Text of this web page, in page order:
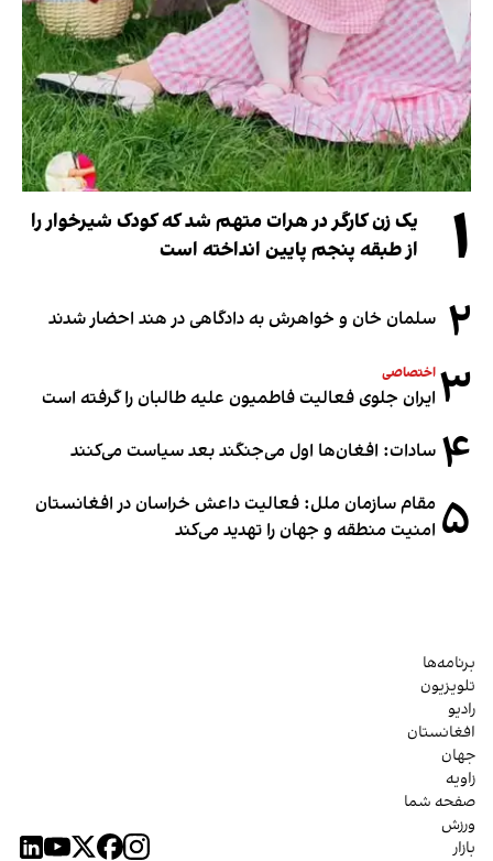
۱
یک زن کارگر در هرات متهم شد که کودک شیرخوار را
از طبقه پنجم پایین انداخته است
۲ سلمان خان و خواهرش به دادگاهی در هند احضار شدند
۳ اختصاصی
ایران جلوی فعالیت فاطمیون علیه طالبان را گرفته است
۴ سادات: افغان‌ها اول می‌جنگند بعد سیاست می‌کنند
۵ مقام سازمان ملل: فعالیت داعش خراسان در افغانستان
امنیت منطقه و جهان را تهدید می‌کند
برنامه‌ها
تلویزیون
رادیو
افغانستان
جهان
زاویه
صفحه شما
ورزش
بازار